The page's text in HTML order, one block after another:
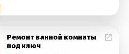
Ремонт ванной комнаты
под ключ